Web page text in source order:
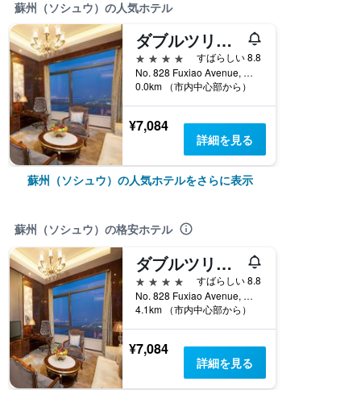
蘇州（ソシュウ）の人気ホテル
ダブルツリー バイ ヒルト ホテル アンフイ - スーゾウ (安徽宿州希爾頓逸林酒店)
4つ星
すばらしい 8.8
No. 828 Fuxiao Avenue, 蘇州（ソシュウ）, 中国
0.0km （市内中心部から）
¥7,084
詳細を見る
蘇州（ソシュウ）の人気ホテルをさらに表示
蘇州（ソシュウ）の格安ホテル
ダブルツリー バイ ヒルト ホテル アンフイ - スーゾウ (安徽宿州希爾頓逸林酒店)
4つ星
すばらしい 8.8
No. 828 Fuxiao Avenue, 蘇州（ソシュウ）, 中国
4.1km （市内中心部から）
¥7,084
詳細を見る